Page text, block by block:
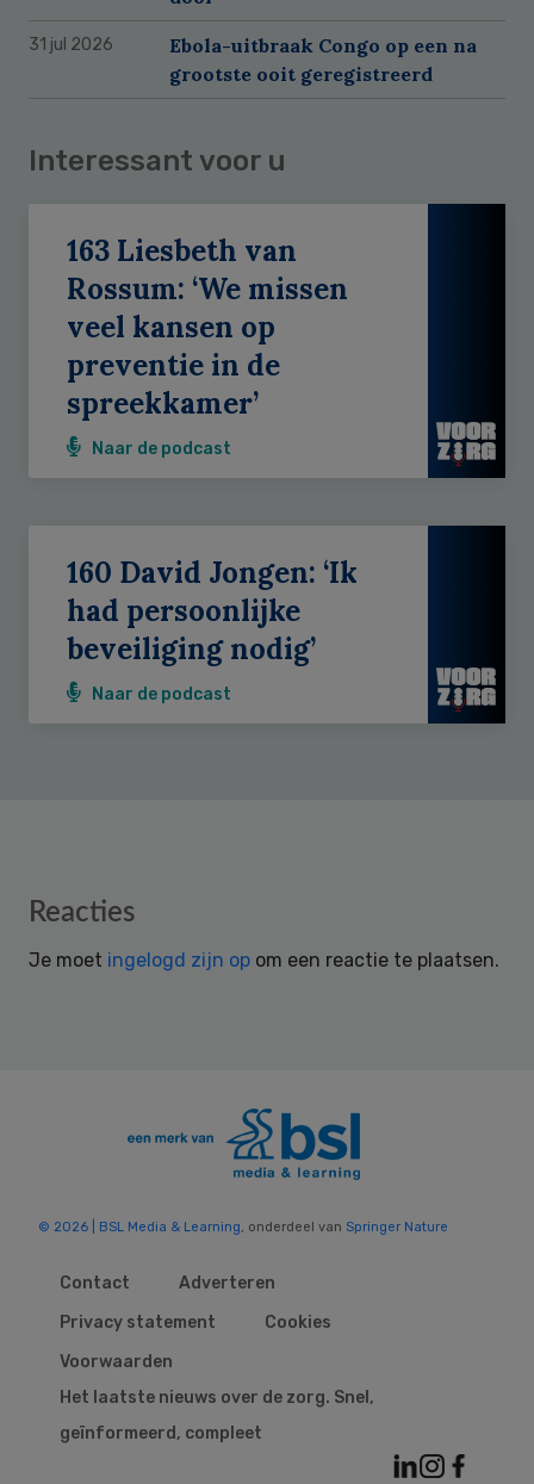
31 jul 2026
Ebola-uitbraak Congo op een na
grootste ooit geregistreerd
Interessant voor u
163 Liesbeth van
Rossum: ‘We missen
veel kansen op
preventie in de
spreekkamer’
Naar de podcast
160 David Jongen: ‘Ik
had persoonlijke
beveiliging nodig’
Naar de podcast
Reader
Reacties
Je moet ingelogd zijn op om een reactie te plaatsen.
© 2026 | BSL Media & Learning, onderdeel van Springer Nature
Contact
Adverteren
Privacy statement
Cookies
Voorwaarden
Het laatste nieuws over de zorg. Snel,
geïnformeerd, compleet